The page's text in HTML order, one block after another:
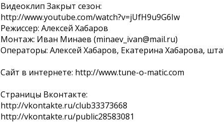
Видеоклип Закрыт сезон:
http://www.youtube.com/watch?v=jUfH9u9G6Iw
Режиссер: Алексей Хабаров
Монтаж: Иван Минаев (minaev_ivan@mail.ru)
Операторы: Алексей Хабаров, Екатерина Хабарова,
Сайт в интернете: http://www.tune-o-matic.com
Страницы Вконтакте:
http://vkontakte.ru/club33373668
http://vkontakte.ru/public28583081